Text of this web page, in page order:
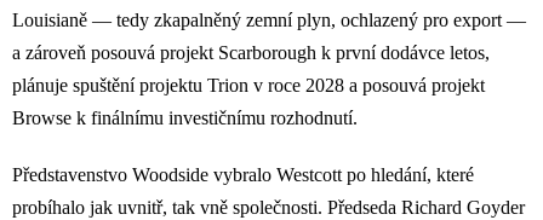
Louisianě — tedy zkapalněný zemní plyn, ochlazený pro export —
a zároveň posouvá projekt Scarborough k první dodávce letos,
plánuje spuštění projektu Trion v roce 2028 a posouvá projekt
Browse k finálnímu investičnímu rozhodnutí.
Představenstvo Woodside vybralo Westcott po hledání, které
probíhalo jak uvnitř, tak vně společnosti. Předseda Richard Goyder